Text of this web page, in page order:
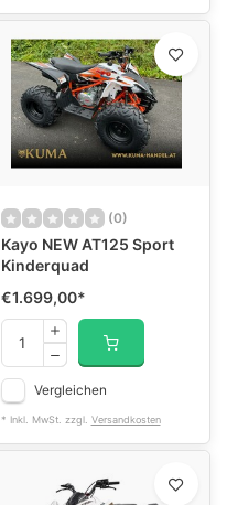
(0)
Kayo NEW AT125 Sport
Kinderquad
€1.699,00*
Vergleichen
* Inkl. MwSt. zzgl. Versandkosten